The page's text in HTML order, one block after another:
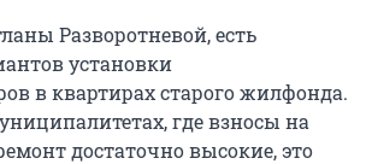
Разворотневой, есть
установки
в квартирах старого жилфонда.
где взносы на
достаточно высокие, это